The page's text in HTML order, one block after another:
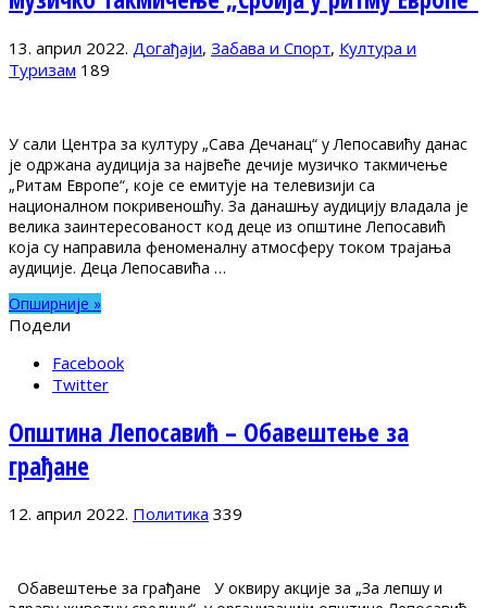
13. април 2022. Догађаји, Забава и Спорт, Култура и
Туризам 189
У сали Центра за културу „Сава Дечанац“ у Лепосавићу данас
је одржана аудиција за највеће дечије музичко такмичење
„Ритам Европе“, које се емитује на телевизији са
националном покривеношћу. За данашњу аудицију владала је
велика заинтересованост код деце из општине Лепосавић
која су направила феноменалну атмосферу током трајања
аудиције. Деца Лепосавића …
Опширније »
Подели
Facebook
Twitter
Општина Лепосавић – Oбавештење за
грађане
12. април 2022. Политика 339
Обавештење за грађане У оквиру акције за „За лепшу и